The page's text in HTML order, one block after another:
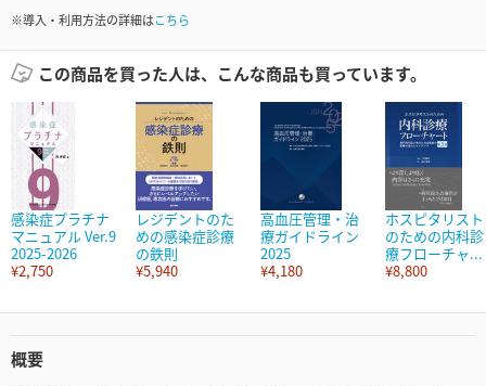
※導入・利用方法の詳細はこちら
この商品を買った人は、こんな商品も買っています。
感染症プラチナ
マニュアル Ver.9
2025-2026
¥2,750
レジデントのた
めの感染症診療
の鉄則
¥5,940
高血圧管理・治
療ガイドライン
2025
¥4,180
ホスピタリスト
のための内科診
療フローチャ...
¥8,800
概要